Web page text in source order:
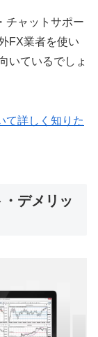
チャットサポー
FX業者を使い
いているでしょ
て詳しく知りた
デメリッ